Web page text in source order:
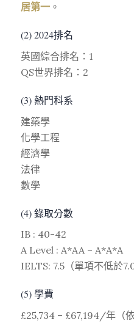
居第一。
(2) 2024排名
英國綜合排名：1
QS世界排名：2
(3) 熱門科系
建築學
化學工程
經濟學
法律
數學
(4) 錄取分數
IB : 40-42
A Level : A*AA – A*A*A
IELTS: 7.5（單項不低於7.0
(5) 學費
£25,734 – £67,194/年（